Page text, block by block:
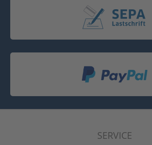
SERVICE